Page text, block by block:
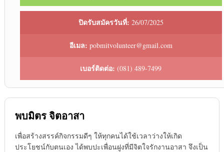
ปิดรับสมัครวันที่: 26/07/2025
อีเมล: pobmitvolunteer@gmail.com
เบอร์ติดต่อ: (081) 489-7499
พบมิตร จิตอาสา
เพื่อสร้างสรรค์กิจกรรมดีๆ ให้ทุกคนได้ใช้เวลาว่างให้เกิด
ประโยชน์กับตนเอง ได้พบปะเพื่อนฝูงที่มีจิตใจรักงานอาสา จึงเป็น